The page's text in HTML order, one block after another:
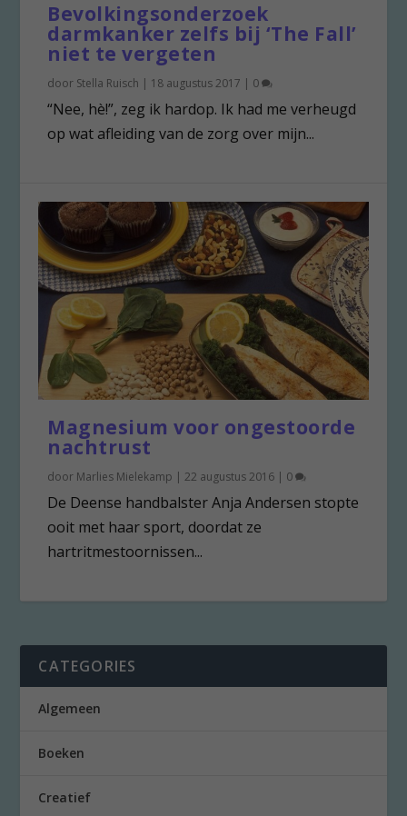
Bevolkingsonderzoek
darmkanker zelfs bij ‘The Fall’
niet te vergeten
door Stella Ruisch | 18 augustus 2017 | 0
“Nee, hè!”, zeg ik hardop. Ik had me verheugd
op wat afleiding van de zorg over mijn...
Magnesium voor ongestoorde
nachtrust
door Marlies Mielekamp |22 augustus 2016 | 0
De Deense handbalster Anja Andersen stopte
ooit met haar sport, doordat ze
hartritmestoornissen...
CATEGORIES
Algemeen
Boeken
Creatief